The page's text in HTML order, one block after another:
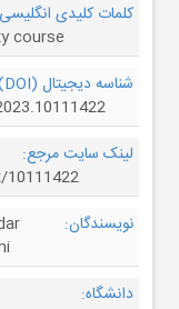
کلمات کلیدی
course
شناسه دیجیتال (DOI):
لینک سایت مرجع:
نویسندگان:
دانشگاه: